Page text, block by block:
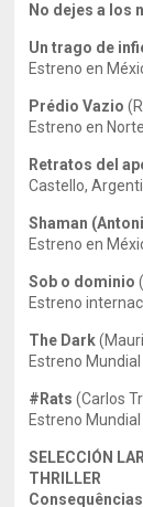
No dejes a los
Un trago de
Estreno en
Prédio Vazio
Estreno en
Retratos del
Castello,
Shaman
Estreno en
Sob o dominio
Estreno
The Dark
#Rats (Carlos
Estreno Mundial
SELECCIÓN
THRILLER